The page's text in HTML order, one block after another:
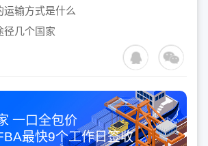
运输方式是什么
径几个国家
一口全包价
最快9个工作日签收